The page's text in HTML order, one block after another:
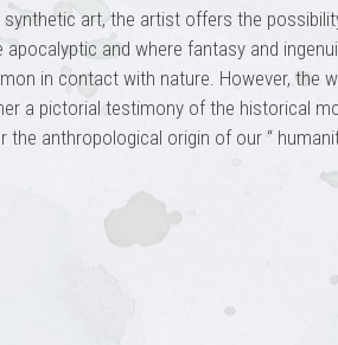
art, the artist offers the
and where fantasy and
in contact with nature. However, the
a pictorial testimony of the historical
anthropological origin of our “